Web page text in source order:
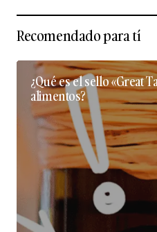
Recomendado para tí
¿Qué es el sello «Great
alimentos?